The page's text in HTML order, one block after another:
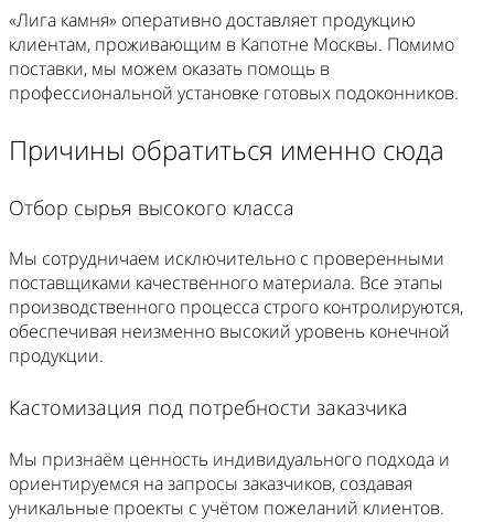
«Лига камня» оперативно доставляет продукцию
клиентам, проживающим в Капотне Москвы. Помимо
поставки, мы можем оказать помощь в
профессиональной установке готовых подоконников.
Причины обратиться именно сюда
Отбор сырья высокого класса
Мы сотрудничаем исключительно с проверенными
поставщиками качественного материала. Все этапы
производственного процесса строго контролируются,
обеспечивая неизменно высокий уровень конечной
продукции.
Кастомизация под потребности заказчика
Мы признаём ценность индивидуального подхода и
ориентируемся на запросы заказчиков, создавая
уникальные проекты с учётом пожеланий клиентов.